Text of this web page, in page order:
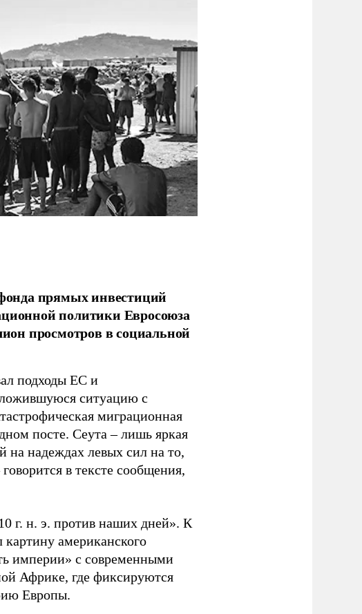
прямых инвестиций
политики Евросоюза
просмотров в социальной
подходы ЕС и
ситуацию с
миграционная
посте. Сеута – лишь яркая
надеждах левых сил на то,
в тексте сообщения,
г. н. э. против наших дней». К
американского
империи» с современными
Африке, где фиксируются
Европы.